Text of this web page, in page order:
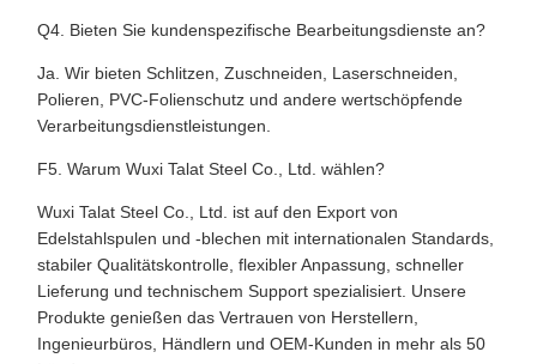
Q4. Bieten Sie kundenspezifische Bearbeitungsdienste an?
Ja. Wir bieten Schlitzen, Zuschneiden, Laserschneiden,
Polieren, PVC-Folienschutz und andere wertschöpfende
Verarbeitungsdienstleistungen.
F5. Warum Wuxi Talat Steel Co., Ltd. wählen?
Wuxi Talat Steel Co., Ltd. ist auf den Export von
Edelstahlspulen und -blechen mit internationalen Standards,
stabiler Qualitätskontrolle, flexibler Anpassung, schneller
Lieferung und technischem Support spezialisiert. Unsere
Produkte genießen das Vertrauen von Herstellern,
Ingenieurbüros, Händlern und OEM-Kunden in mehr als 50